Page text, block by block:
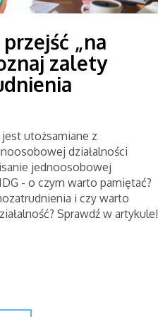
„na
zalety
utożsamiane z
działalności
jednoosobowej
- o czym warto pamiętać?
i czy warto
Sprawdź w artykule!